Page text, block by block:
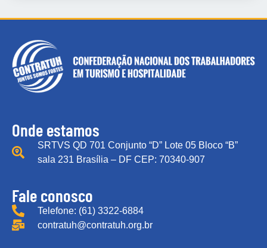
Onde estamos
SRTVS QD 701 Conjunto “D” Lote 05 Bloco “B”
sala 231 Brasília – DF CEP: 70340-907
Fale conosco
Telefone: (61) 3322-6884
contratuh@contratuh.org.br